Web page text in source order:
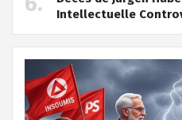
Intellectuelle